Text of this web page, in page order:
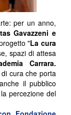
per un anno,
Gavazzeni e
"La cura
spazi di attesa
Carrara.
cura che porta
il pubblico
percezione del